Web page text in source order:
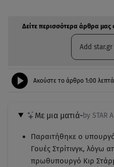
Δείτε περισσότερα άρθρα
Add
Ακούστε το άρθρο 1:00 λεπτά
Με μια ματιά-by STAR
Παραιτήθηκε ο
Γουές Στρίτινγκ, λόγω
πρωθυπουργό Κιρ